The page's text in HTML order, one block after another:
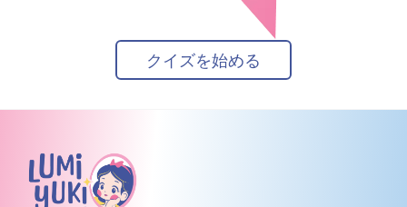
クイズを始める